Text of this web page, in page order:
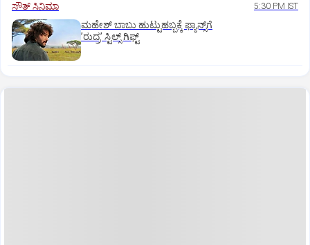
ಸೌತ್‌ ಸಿನಿಮಾ 5:30 PM IST
ಮಹೇಶ್‌ ಬಾಬು ಹುಟ್ಟುಹಬ್ಬಕ್ಕೆ ಫ್ಯಾನ್ಸ್‌ಗೆ
ʼರುದ್ರʼ ಸ್ಟಿಲ್ಸ್‌ ಗಿಫ್ಟ್